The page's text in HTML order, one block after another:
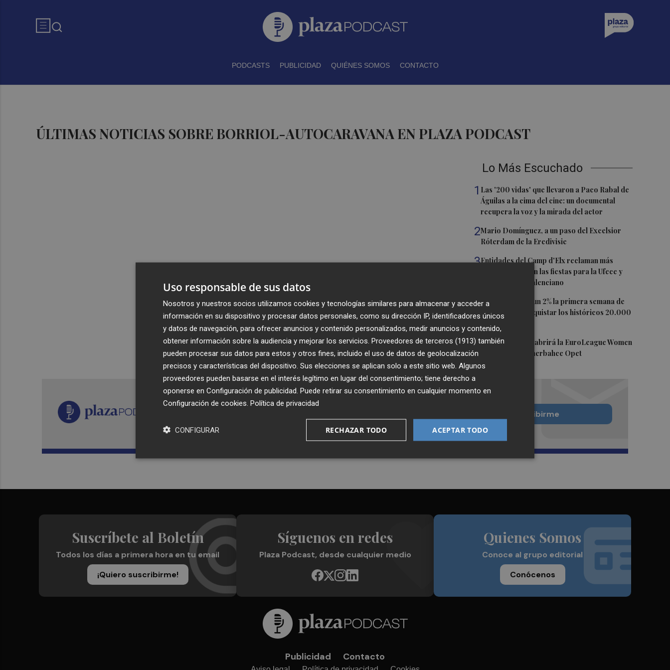
PODCASTS PUBLICIDAD QUIÉNES SOMOS CONTACTO
ÚLTIMAS NOTICIAS SOBRE BORRIOL-AUTOCARAVANA EN PLAZA PODCAST
Lo Más Escuchado
1 Las '200 vidas' que llevaron a Paco Rabal de
Águilas a la cima del cine: un documental
recupera la voz y la mirada del actor
2Mario Domínguez, a un paso del Excelsior
Róterdam de la Eredivisie
3Entidades del Camp d'Elx reclaman más
protagonismo en las fiestas para la Ufece y
conciertos en valenciano
4El Ibex 35 sube un 2% la primera semana de
agosto tras conquistar los históricos 20.000
puntos
5Valencia Basket abrirá la EuroLeague Women
en casa ante Fenerbahce Opet
Recibe toda la actualidad de
Plaza Podcast en tu correo
Quiero suscribirme
Suscríbete al Boletín
Todos los días a primera hora en tu email
¡Quiero suscribirme!
Síguenos en redes
Plaza Podcast, desde cualquier medio
Quienes Somos
Conoce al grupo editorial
Conócenos
Publicidad Contacto
Uso responsable de sus datos
Nosotros y nuestros socios utilizamos cookies y tecnologías similares para almacenar y acceder a
información en su dispositivo y procesar datos personales, como su dirección IP, identificadores únicos
y datos de navegación, para ofrecer anuncios y contenido personalizados, medir anuncios y contenido,
obtener información sobre la audiencia y mejorar los servicios. Proveedores de terceros (1913) también
pueden procesar sus datos para estos y otros fines, incluido el uso de datos de geolocalización
precisos y características del dispositivo. Sus elecciones se aplican solo a este sitio web. Algunos
proveedores pueden basarse en el interés legítimo en lugar del consentimiento; tiene derecho a
oponerse en Configuración de publicidad . Puede retirar su consentimiento en cualquier momento en
Configuración de cookies Política de privacidad
ACEPTAR TODO
RECHAZAR TODO
CONFIGURAR